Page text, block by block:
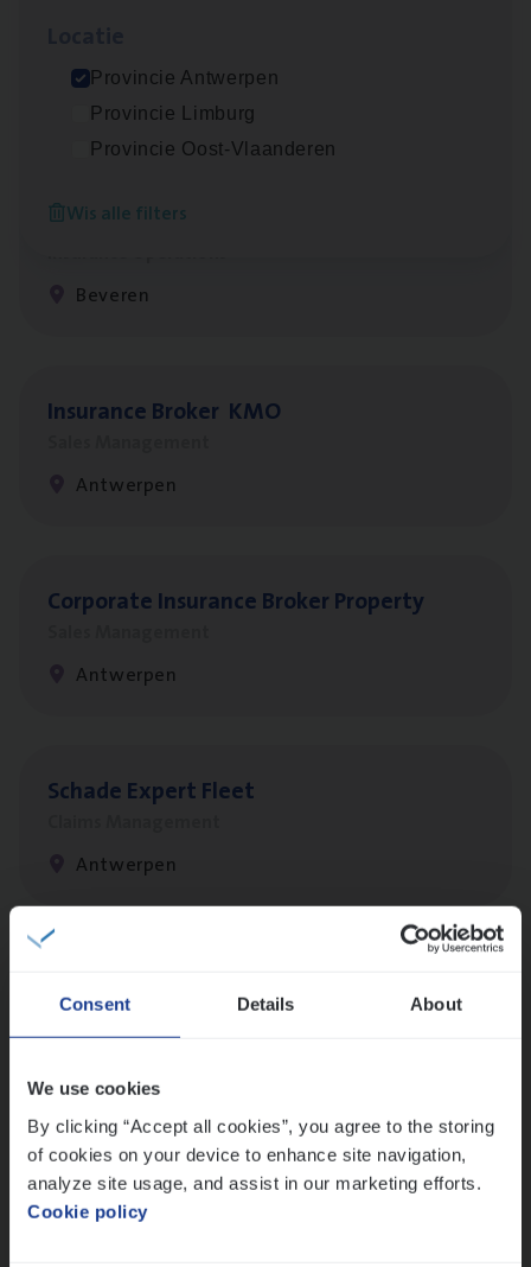
Consent Details About
We use cookies
By clicking “Accept all cookies”, you agree to the storing
of cookies on your device to enhance site navigation,
analyze site usage, and assist in our marketing efforts.
Cookie policy
Provincie Antwerpen
Provincie Limburg
Provincie Oost-Vlaanderen
Wis alle filters
Antwerpen
Benefits
Beveren
Insu­ran­ce Bro­ker KMO
Antwerpen
Cor­po­ra­te Insu­ran­ce Bro­ker Property
Antwerpen
Scha­de Expert Fleet
Antwerpen
People Management, Sales Management
Client Exe­cu­ti­ve Marine
Insurance Operations